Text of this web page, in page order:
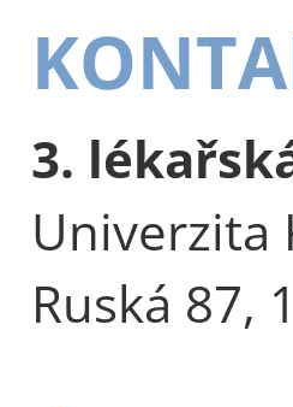
3.
Univerzita
Ruská 87,